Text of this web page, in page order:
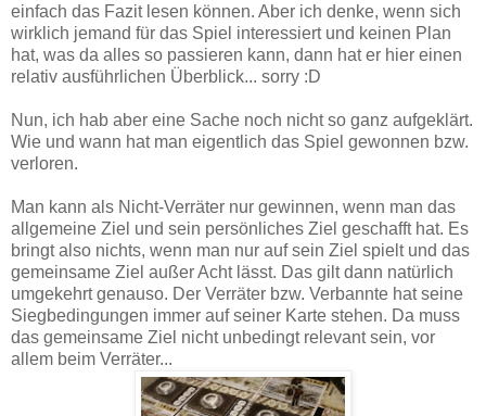
einfach das Fazit lesen können. Aber ich denke, wenn sich
wirklich jemand für das Spiel interessiert und keinen Plan
hat, was da alles so passieren kann, dann hat er hier einen
relativ ausführlichen Überblick... sorry :D
Nun, ich hab aber eine Sache noch nicht so ganz aufgeklärt.
Wie und wann hat man eigentlich das Spiel gewonnen bzw.
verloren.
Man kann als Nicht-Verräter nur gewinnen, wenn man das
allgemeine Ziel und sein persönliches Ziel geschafft hat. Es
bringt also nichts, wenn man nur auf sein Ziel spielt und das
gemeinsame Ziel außer Acht lässt. Das gilt dann natürlich
umgekehrt genauso. Der Verräter bzw. Verbannte hat seine
Siegbedingungen immer auf seiner Karte stehen. Da muss
das gemeinsame Ziel nicht unbedingt relevant sein, vor
allem beim Verräter...